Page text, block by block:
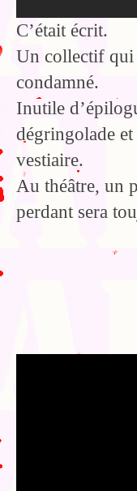
C’était écrit.
Un collectif qui
condamné.
Inutile
dégringolade et
vestiaire.
Au théâtre, un
perdant sera